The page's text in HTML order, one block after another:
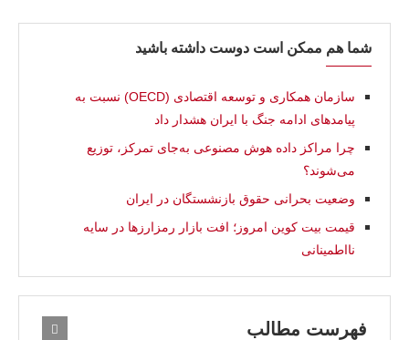
شما هم ممکن است دوست داشته باشید
سازمان همکاری و توسعه اقتصادی (OECD) نسبت به
پیامدهای ادامه جنگ با ایران هشدار داد
چرا مراکز داده هوش مصنوعی به‌جای تمرکز، توزیع
می‌شوند؟
وضعيت بحرانی حقوق بازنشستگان در ایران
قیمت بیت کوین امروز؛ افت بازار رمزارزها در سایه
نااطمینانی
فهرست مطالب